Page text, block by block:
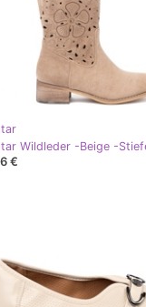
Wildleder -Beige -
€